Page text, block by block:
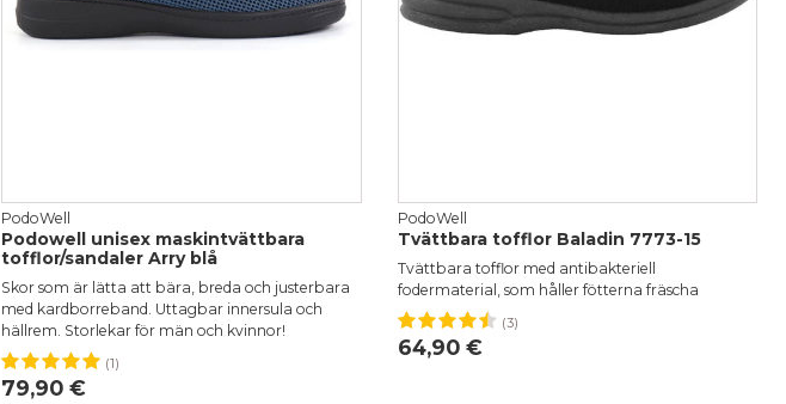
PodoWell
Podowell unisex maskintvättbara
tofflor/sandaler Arry blå
Skor som är lätta att bära, breda och justerbara
med kardborreband. Uttagbar innersula och
hällrem. Storlekar för män och kvinnor!
37
38 (1)
79,90 €
PodoWell
Tvättbara tofflor Baladin 7773-15
Tvättbara tofflor med antibakteriell
fodermaterial, som håller fötterna fräscha
36
37 38
(3)
64,90 €